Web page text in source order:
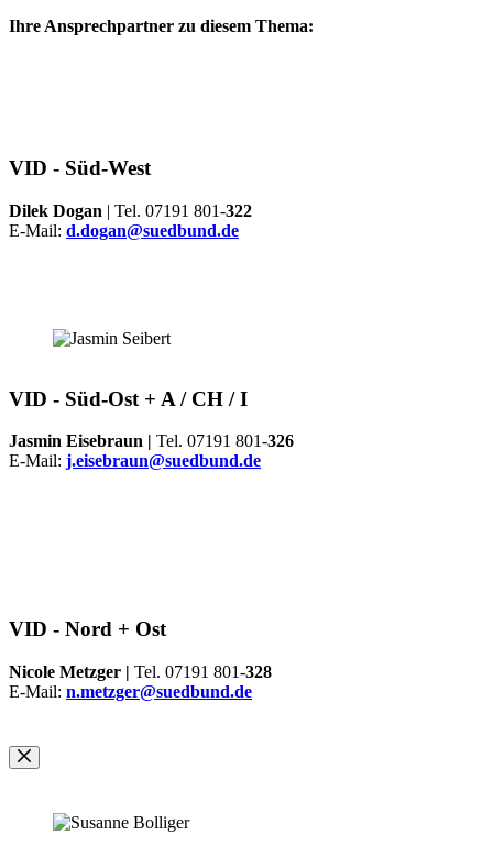
Ihre Ansprechpartner zu diesem Thema:
VID - Süd-West
Dilek Dogan | Tel. 07191 801-322
E-Mail: d.dogan@suedbund.de
VID - Süd-Ost + A / CH / I
Jasmin Eisebraun | Tel. 07191 801-326
E-Mail: j.eisebraun@suedbund.de
VID - Nord + Ost
Nicole Metzger | Tel. 07191 801-328
E-Mail: n.metzger@suedbund.de